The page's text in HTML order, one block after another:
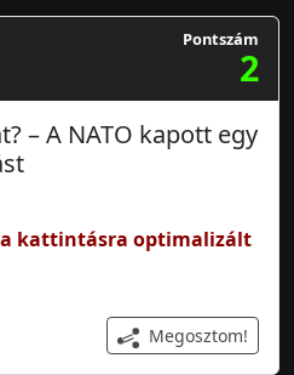
Pontszám
2
– A NATO kapott egy
a kattintásra optimalizált
Megosztom!